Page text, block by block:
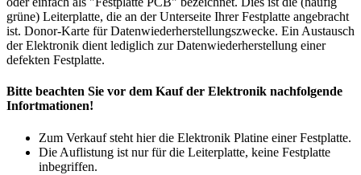
grüne) Leiterplatte, die an der Unterseite Ihrer Festplatte angebracht
ist. Donor-Karte für Datenwiederherstellungszwecke. Ein Austausch
der Elektronik dient lediglich zur Datenwiederherstellung einer
defekten Festplatte.
Bitte beachten Sie vor dem Kauf der Elektronik nachfolgende
Infortmationen!
Zum Verkauf steht hier die Elektronik Platine einer Festplatte.
Die Auflistung ist nur für die Leiterplatte, keine Festplatte
inbegriffen.